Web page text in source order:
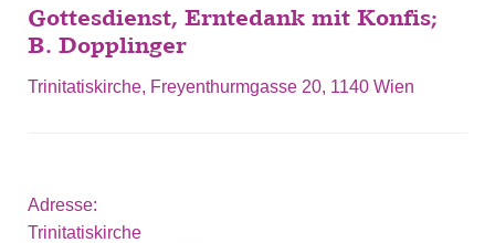
Gottesdienst, Erntedank mit Konfis;
B. Dopplinger
Trinitatiskirche, Freyenthurmgasse 20, 1140 Wien
Adresse:
Trinitatiskirche